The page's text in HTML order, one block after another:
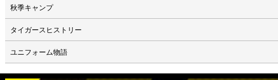
秋季キャンプ
タイガースヒストリー
ユニフォーム物語